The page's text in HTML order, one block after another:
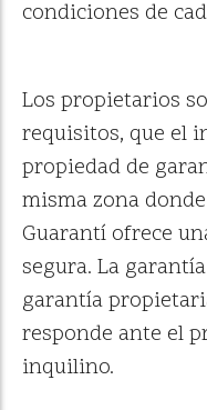
condiciones de
Los propietarios
requisitos, que el
propiedad de
misma zona
Guarantí ofrece
segura. La
garantía
responde ante el
inquilino.